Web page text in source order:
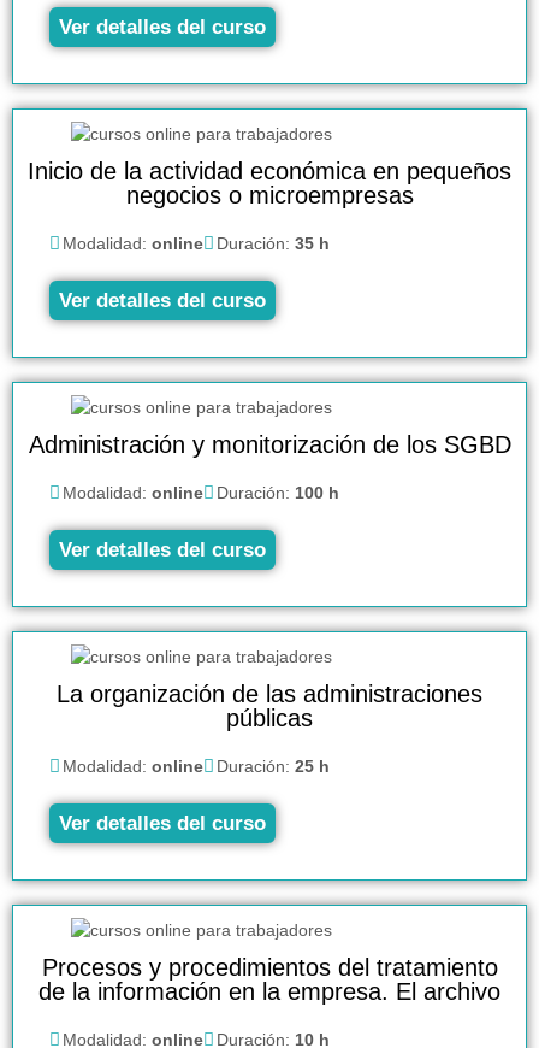
Ver detalles del curso
Inicio de la actividad económica en pequeños
negocios o microempresas
Modalidad: online Duración: 35 h
Ver detalles del curso
Administración y monitorización de los SGBD
Modalidad: online Duración: 100 h
Ver detalles del curso
La organización de las administraciones
públicas
Modalidad: online Duración: 25 h
Ver detalles del curso
Procesos y procedimientos del tratamiento
de la información en la empresa. El archivo
Modalidad: online Duración: 10 h